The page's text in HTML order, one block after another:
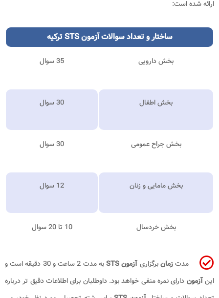
ارائه شده است:
ساختار و تعداد سوالاتآزمون STS ترکیه
بخش دارویی 35 سوال
بخش اطفال 30 سوال
بخش جراح عمومی 30 سوال
بخش مامایی و زنان 12 سوال
بخش خردسال 10 تا 20 سوال
مدتزمانبرگزاری آزمون STS
به مدت 2 ساعت و 30 دقیقه است و
اینآزمون دارای نمره منفی خواهد بود. داوطلبان برای اطلاعات دقیق تر درباره